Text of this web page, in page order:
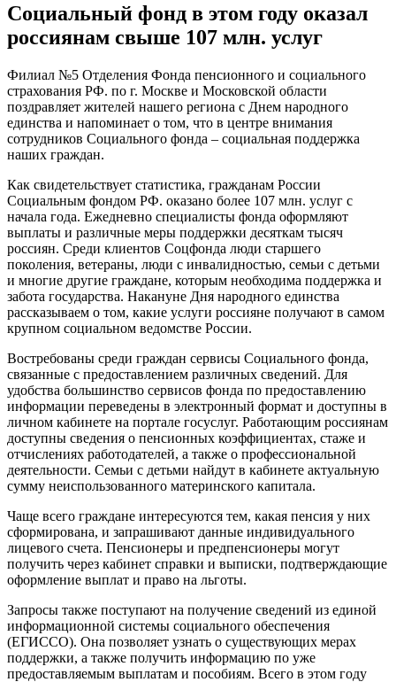
Социальный фонд в этом году оказал
россиянам свыше 107 млн. услуг
Филиал №5 Отделения Фонда пенсионного и социального
страхования РФ. по г. Москве и Московской области
поздравляет жителей нашего региона с Днем народного
единства и напоминает о том, что в центре внимания
сотрудников Социального фонда – социальная поддержка
наших граждан.
Как свидетельствует статистика, гражданам России
Социальным фондом РФ. оказано более 107 млн. услуг с
начала года. Ежедневно специалисты фонда оформляют
выплаты и различные меры поддержки десяткам тысяч
россиян. Среди клиентов Соцфонда люди старшего
поколения, ветераны, люди с инвалидностью, семьи с детьми
и многие другие граждане, которым необходима поддержка и
забота государства. Накануне Дня народного единства
рассказываем о том, какие услуги россияне получают в самом
крупном социальном ведомстве России.
Востребованы среди граждан сервисы Социального фонда,
связанные с предоставлением различных сведений. Для
удобства большинство сервисов фонда по предоставлению
информации переведены в электронный формат и доступны в
личном кабинете на портале госуслуг. Работающим россиянам
доступны сведения о пенсионных коэффициентах, стаже и
отчислениях работодателей, а также о профессиональной
деятельности. Семьи с детьми найдут в кабинете актуальную
сумму неиспользованного материнского капитала.
Чаще всего граждане интересуются тем, какая пенсия у них
сформирована, и запрашивают данные индивидуального
лицевого счета. Пенсионеры и предпенсионеры могут
получить через кабинет справки и выписки, подтверждающие
оформление выплат и право на льготы.
Запросы также поступают на получение сведений из единой
информационной системы социального обеспечения
(ЕГИССО). Она позволяет узнать о существующих мерах
поддержки, а также получить информацию по уже
предоставляемым выплатам и пособиям. Всего в этом году